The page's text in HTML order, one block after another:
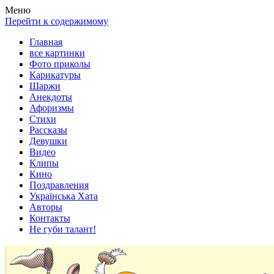
Весела хата — прикольные картинки, смешные истории, клипы!
Покажем всем ваши фото приколы, карикатуры, шаржи, стихи,
Меню
Перейти к содержимому
Главная
все картинки
Фото приколы
Карикатуры
Шаржи
Анекдоты
Афоризмы
Стихи
Рассказы
Девушки
Видео
Клипы
Кино
Поздравления
Українська Хата
Авторы
Контакты
Не губи талант!